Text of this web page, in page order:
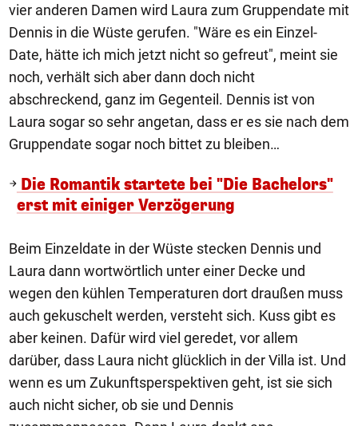
vier anderen Damen wird Laura zum Gruppendate mit
Dennis in die Wüste gerufen. "Wäre es ein Einzel-
Date, hätte ich mich jetzt nicht so gefreut", meint sie
noch, verhält sich aber dann doch nicht
abschreckend, ganz im Gegenteil. Dennis ist von
Laura sogar so sehr angetan, dass er es sie nach dem
Gruppendate sogar noch bittet zu bleiben…
Die Romantik startete bei "Die Bachelors"
erst mit einiger Verzögerung
Beim Einzeldate in der Wüste stecken Dennis und
Laura dann wortwörtlich unter einer Decke und
wegen den kühlen Temperaturen dort draußen muss
auch gekuschelt werden, versteht sich. Kuss gibt es
aber keinen. Dafür wird viel geredet, vor allem
darüber, dass Laura nicht glücklich in der Villa ist. Und
wenn es um Zukunftsperspektiven geht, ist sie sich
auch nicht sicher, ob sie und Dennis